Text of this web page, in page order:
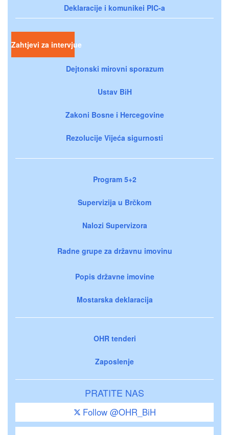
Deklaracije i komunikei PIC-a
Zahtjevi za intervjue
Dejtonski mirovni sporazum
Ustav BiH
Zakoni Bosne i Hercegovine
Rezolucije Vijeća sigurnosti
Program 5+2
Supervizija u Brčkom
Nalozi Supervizora
Radne grupe za državnu imovinu
Popis državne imovine
Mostarska deklaracija
OHR tenderi
Zaposlenje
PRATITE NAS
Follow @OHR_BiH